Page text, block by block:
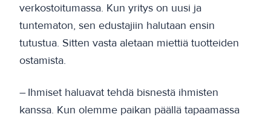
verkostoitumassa. Kun yritys on uusi ja
tuntematon, sen edustajiin halutaan ensin
tutustua. Sitten vasta aletaan miettiä tuotteiden
ostamista.
– Ihmiset haluavat tehdä bisnestä ihmisten
kanssa. Kun olemme paikan päällä tapaamassa